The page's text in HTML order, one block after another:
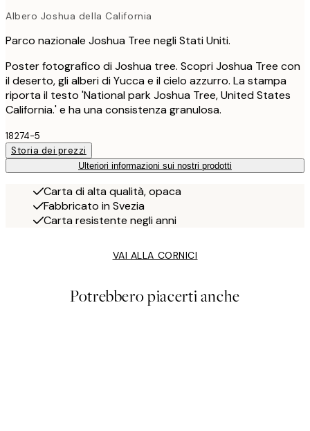
Albero Joshua della California
Parco nazionale Joshua Tree negli Stati Uniti.
Poster fotografico di Joshua tree. Scopri Joshua Tree con
il deserto, gli alberi di Yucca e il cielo azzurro. La stampa
riporta il testo 'National park Joshua Tree, United States
California.' e ha una consistenza granulosa.
18274-5
Storia dei prezzi
Ulteriori informazioni sui nostri prodotti
Carta di alta qualità, opaca
Fabbricato in Svezia
Carta resistente negli anni
VAI ALLA CORNICI
Potrebbero piacerti anche